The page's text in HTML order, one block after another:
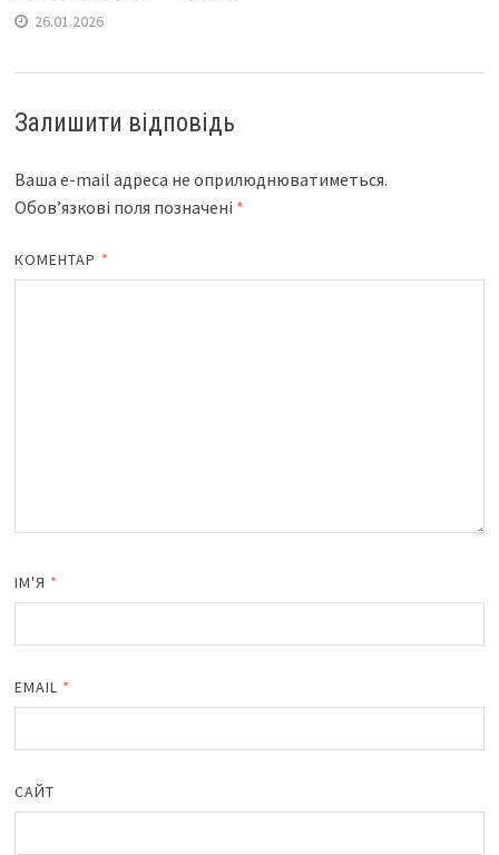
26.01.2026
Залишити відповідь
Ваша e-mail адреса не оприлюднюватиметься.
Обов’язкові поля позначені *
КОМЕНТАР *
ІМ'Я *
EMAIL *
САЙТ